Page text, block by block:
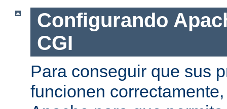
Configurando
CGI
Para conseguir que sus
funcionen